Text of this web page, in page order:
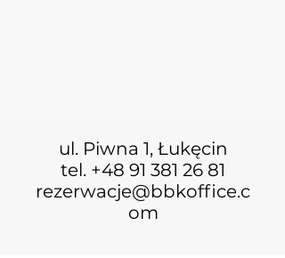
ul. Piwna 1, Łukęcin
tel. +48 91 381 26 81
rezerwacje@bbkoffice.c
om